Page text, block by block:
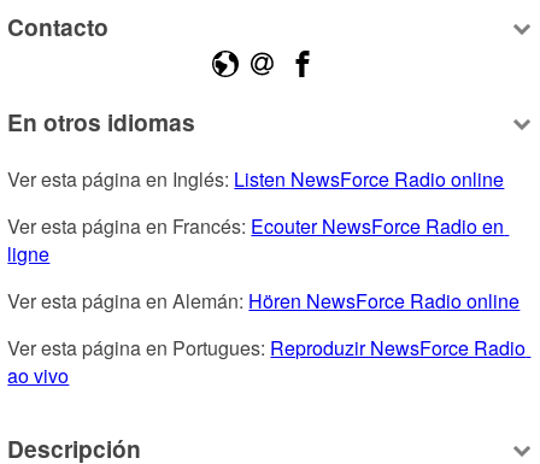
Contacto
En otros idiomas
Ver esta página en Inglés: Listen NewsForce Radio online
Ver esta página en Francés: Ecouter NewsForce Radio en
ligne
Ver esta página en Alemán: Hören NewsForce Radio online
Ver esta página en Portugues: Reproduzir NewsForce Radio
ao vivo
Descripción